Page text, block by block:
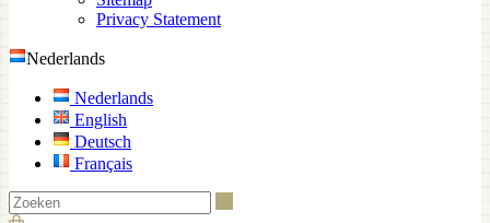
Privacy Statement
Nederlands
Nederlands
English
Deutsch
Français